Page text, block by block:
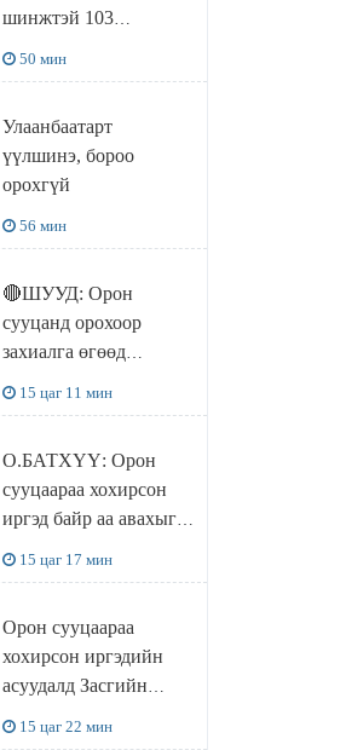
шинжтэй 103
чөлөөллөө
50 мин
Улаанбаатарт
үүлшинэ, бороо
орохгүй
56 мин
🔴ШУУД: Орон
сууцанд орохоор
захиалга өгөөд
15 цаг 11 мин
О.БАТХҮҮ: Орон
сууцаараа хохирсон
иргэд байр аа авахыг л
доривтой арга хэмжээ
авч ажиллана
15 цаг 17 мин
Орон сууцаараа
хохирсон иргэдийн
асуудалд Засгийн
15 цаг 22 мин